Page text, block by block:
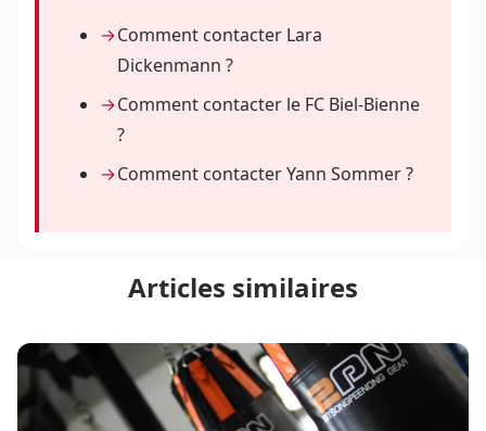
Comment contacter Lara
Dickenmann ?
Comment contacter le FC Biel-Bienne
?
Comment contacter Yann Sommer ?
Articles similaires